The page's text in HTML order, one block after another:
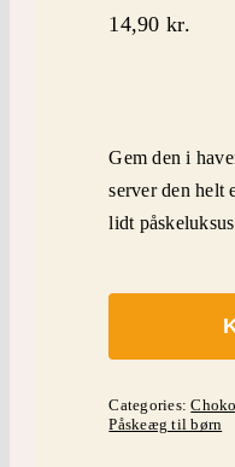
14,90kr.
Gem den i
server den helt
lidt
Categories:
Påskeæg til børn